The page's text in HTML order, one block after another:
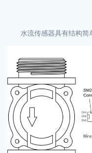
水流传感器具有结构简